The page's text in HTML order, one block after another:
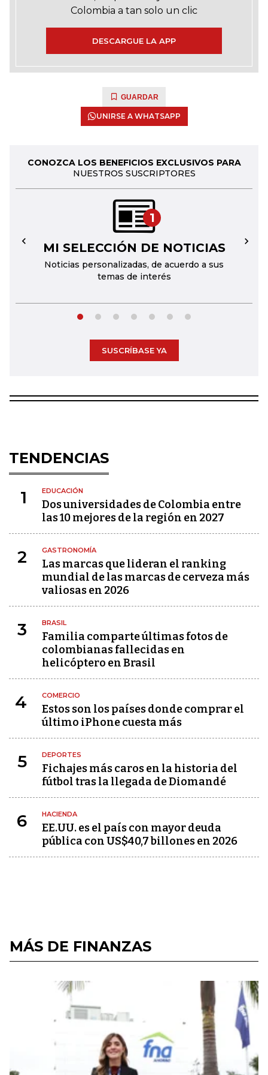
Colombia a tan solo un clic
DESCARGUE LA APP
GUARDAR
UNIRSE A WHATSAPP
CONOZCA LOS BENEFICIOS EXCLUSIVOS PARA
NUESTROS SUSCRIPTORES
1
MI SELECCIÓN DE NOTICIAS
Noticias personalizadas, de acuerdo a sus
temas de interés
← →
SUSCRÍBASE YA
TENDENCIAS
1 EDUCACIÓN
Dos universidades de Colombia entre
las 10 mejores de la región en 2027
2 GASTRONOMÍA
Las marcas que lideran el ranking
mundial de las marcas de cerveza más
valiosas en 2026
3 BRASIL
Familia comparte últimas fotos de
colombianas fallecidas en
helicóptero en Brasil
4 COMERCIO
Estos son los países donde comprar el
último iPhone cuesta más
5 DEPORTES
Fichajes más caros en la historia del
fútbol tras la llegada de Diomandé
6 HACIENDA
EE.UU. es el país con mayor deuda
pública con US$40,7 billones en 2026
MÁS DE FINANZAS